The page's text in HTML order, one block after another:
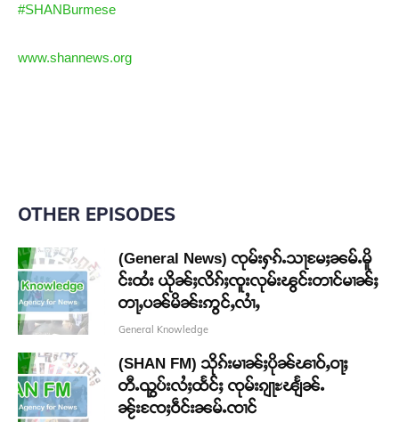
#SHANBurmese
www.shannews.org
OTHER EPISODES
(General News) ၸုမ်းႁၵ်ႉသႃမႄႈၼမ်ႉမိူ
င်းထႆး ယိုၼ်ႈလိၵ်ႈၸူးလုမ်းၽွင်းတၢင်မၢၼ်ႈ
တႃႇပၼ်မိၼ်းဢွင်ႇလၢႆႇ
General Knowledge
(SHAN FM) သိုၵ်းမၢၼ်ႈပိုၼ်ၽၢဝ်ႇဝႃႈ
တီႉၺွပ်းလႆႈထႅင်ႈ ၸုမ်းၵျႃႊၽျႅၼ်ႉ
ၼႂ်းၸႄႈဝဵင်းၼမ်ႉၸၢင်